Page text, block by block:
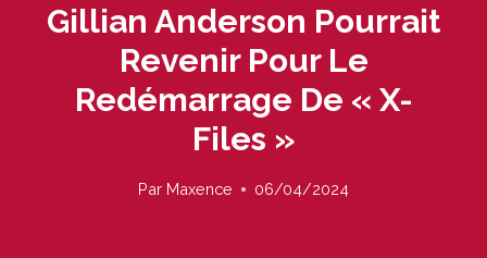
Gillian Anderson Pourrait
Revenir Pour Le
Redémarrage De « X-
Files »
Par Maxence 06/04/2024